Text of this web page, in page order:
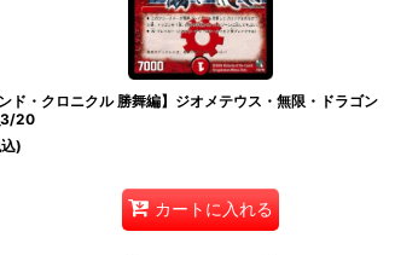
ンド・クロニクル 勝舞編】ジオメテウス・無限・ドラゴン
20
)
カートに入れる